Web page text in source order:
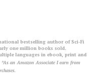
bestselling author of Sci-Fi
one million books sold.
languages in ebook, print and
*As an Amazon Associate I earn from